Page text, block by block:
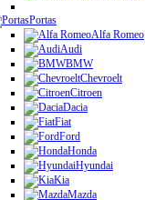
Portas
Alfa Romeo
Audi
BMW
Chevroelt
Citroen
Dacia
Fiat
Ford
Honda
Hyundai
Kia
Mazda